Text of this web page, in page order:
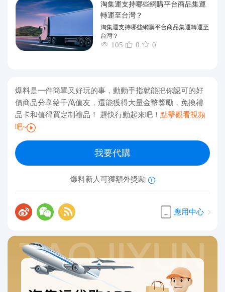
淘集運支持哪些網購平台商品集運
轉運至台灣？
淘集運支持哪些網購平台商品集運轉運至
台灣？
105 0 0
爆料是一件簡單又好玩的事，動動手指就能把你認可的好
價商品分享給千萬值友，還能獲得大量金幣獎勵，免換禮
品卡和值得買定制禮品！ 趕快行動起來吧！ 點擊觀看視頻
吧~
我要代購
爆料新人可獲額外獎勵
應用中心